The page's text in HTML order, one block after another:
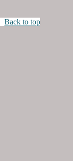
Back to top